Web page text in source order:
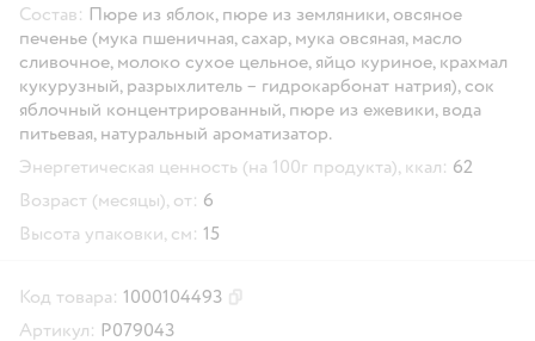
Состав: Пюре из яблок, пюре из земляники, овсяное
печенье (мука пшеничная, сахар, мука овсяная, масло
сливочное, молоко сухое цельное, яйцо куриное, крахмал
кукурузный, разрыхлитель – гидрокарбонат натрия), сок
яблочный концентрированный, пюре из ежевики, вода
питьевая, натуральный ароматизатор.
Энергетическая ценность (на 100г продукта), ккал: 62
Возраст (месяцы), от: 6
Высота упаковки, см: 15
Код товара: 1000104493
Артикул: P079043